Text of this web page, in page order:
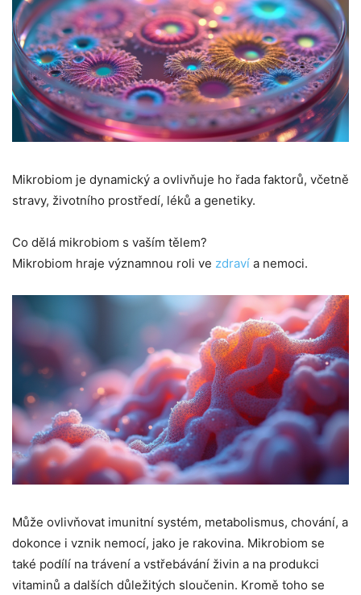
Mikrobiom je dynamický a ovlivňuje ho řada faktorů, včetně
stravy, životního prostředí, léků a genetiky.
Co dělá mikrobiom s vaším tělem?
Mikrobiom hraje významnou roli ve zdraví a nemoci.
Může ovlivňovat imunitní systém, metabolismus, chování, a
dokonce i vznik nemocí, jako je rakovina. Mikrobiom se
také podílí na trávení a vstřebávání živin a na produkci
vitaminů a dalších důležitých sloučenin. Kromě toho se